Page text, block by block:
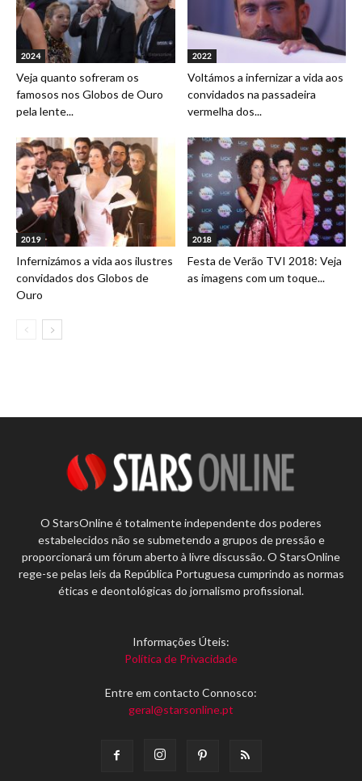
2024
Veja quanto sofreram os
famosos nos Globos de Ouro
pela lente...
2022
Voltámos a infernizar a vida aos
convidados na passadeira
vermelha dos...
2019
Infernizámos a vida aos ilustres
convidados dos Globos de
Ouro
2018
Festa de Verão TVI 2018: Veja
as imagens com um toque...
O StarsOnline é totalmente independente dos poderes
estabelecidos não se submetendo a grupos de pressão e
proporcionará um fórum aberto à livre discussão. O StarsOnline
rege-se pelas leis da República Portuguesa cumprindo as normas
éticas e deontológicas do jornalismo profissional.
Informações Úteis:
Política de Privacidade
Entre em contacto Connosco:
geral@starsonline.pt